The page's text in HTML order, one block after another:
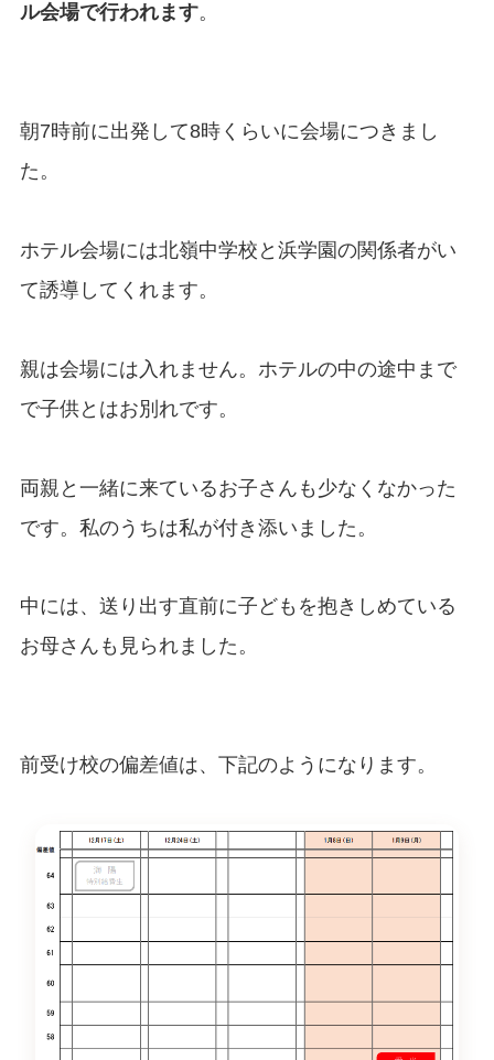
ル会場で行われます。
朝7時前に出発して8時くらいに会場につきまし
た。
ホテル会場には北嶺中学校と浜学園の関係者がい
て誘導してくれます。
親は会場には入れません。ホテルの中の途中まで
で子供とはお別れです。
両親と一緒に来ているお子さんも少なくなかった
です。私のうちは私が付き添いました。
中には、送り出す直前に子どもを抱きしめている
お母さんも見られました。
前受け校の偏差値は、下記のようになります。